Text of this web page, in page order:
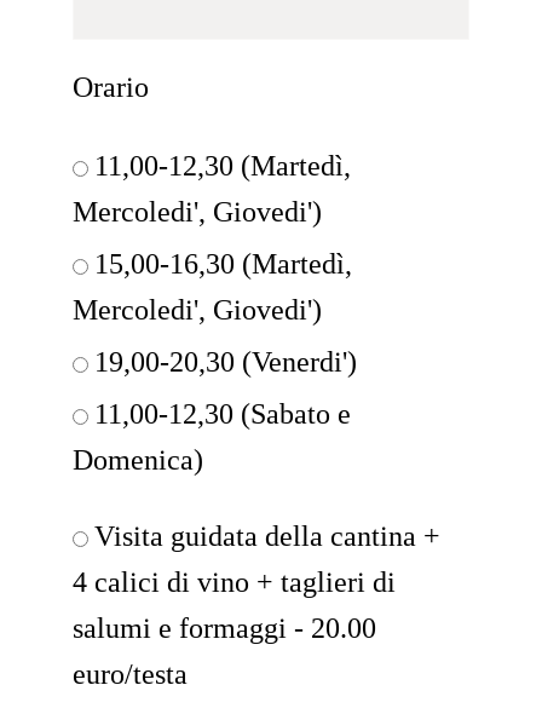
Orario
11,00-12,30 (Martedì,
Mercoledi', Giovedi')
15,00-16,30 (Martedì,
Mercoledi', Giovedi')
19,00-20,30 (Venerdi')
11,00-12,30 (Sabato e
Domenica)
Visita guidata della cantina +
4 calici di vino + taglieri di
salumi e formaggi - 20.00
euro/testa